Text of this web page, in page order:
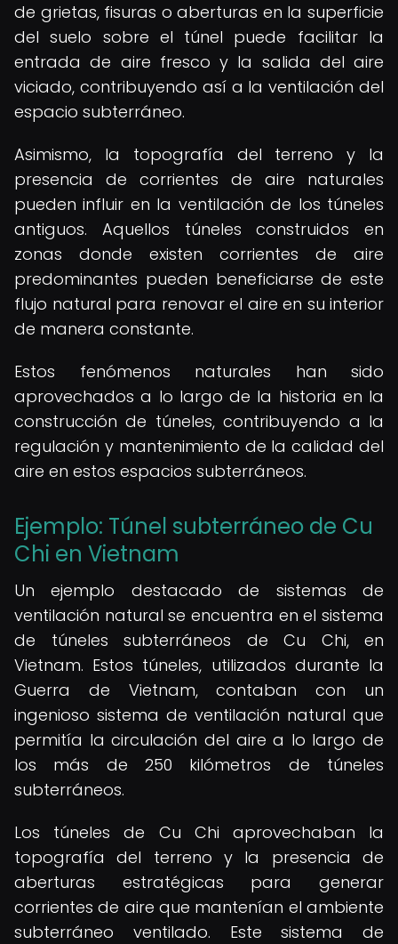
de grietas, fisuras o aberturas en la superficie
del suelo sobre el túnel puede facilitar la
entrada de aire fresco y la salida del aire
viciado, contribuyendo así a la ventilación del
espacio subterráneo.
Asimismo, la topografía del terreno y la
presencia de corrientes de aire naturales
pueden influir en la ventilación de los túneles
antiguos. Aquellos túneles construidos en
zonas donde existen corrientes de aire
predominantes pueden beneficiarse de este
flujo natural para renovar el aire en su interior
de manera constante.
Estos fenómenos naturales han sido
aprovechados a lo largo de la historia en la
construcción de túneles, contribuyendo a la
regulación y mantenimiento de la calidad del
aire en estos espacios subterráneos.
Ejemplo: Túnel subterráneo de Cu
Chi en Vietnam
Un ejemplo destacado de sistemas de
ventilación natural se encuentra en el sistema
de túneles subterráneos de Cu Chi, en
Vietnam. Estos túneles, utilizados durante la
Guerra de Vietnam, contaban con un
ingenioso sistema de ventilación natural que
permitía la circulación del aire a lo largo de
los más de 250 kilómetros de túneles
subterráneos.
Los túneles de Cu Chi aprovechaban la
topografía del terreno y la presencia de
aberturas estratégicas para generar
corrientes de aire que mantenían el ambiente
subterráneo ventilado. Este sistema de